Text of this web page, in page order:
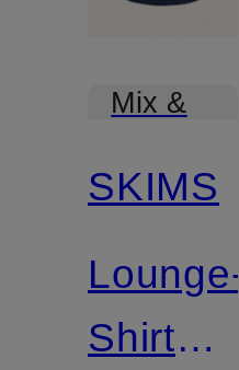
Mix &
SKIMS
Lounge-
Shirt